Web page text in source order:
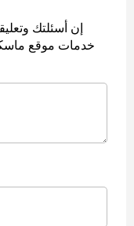
إن أسئلتك
خدمات موقع